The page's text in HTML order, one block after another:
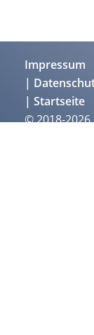
Impressum
Startseite
© 2018-